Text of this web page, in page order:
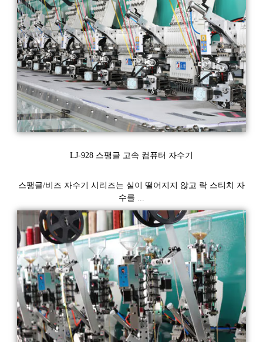
LJ-928 스팽글 고속 컴퓨터 자수기
스팽글/비즈 자수기 시리즈는 실이 떨어지지 않고 락 스티치 자
수를 ...